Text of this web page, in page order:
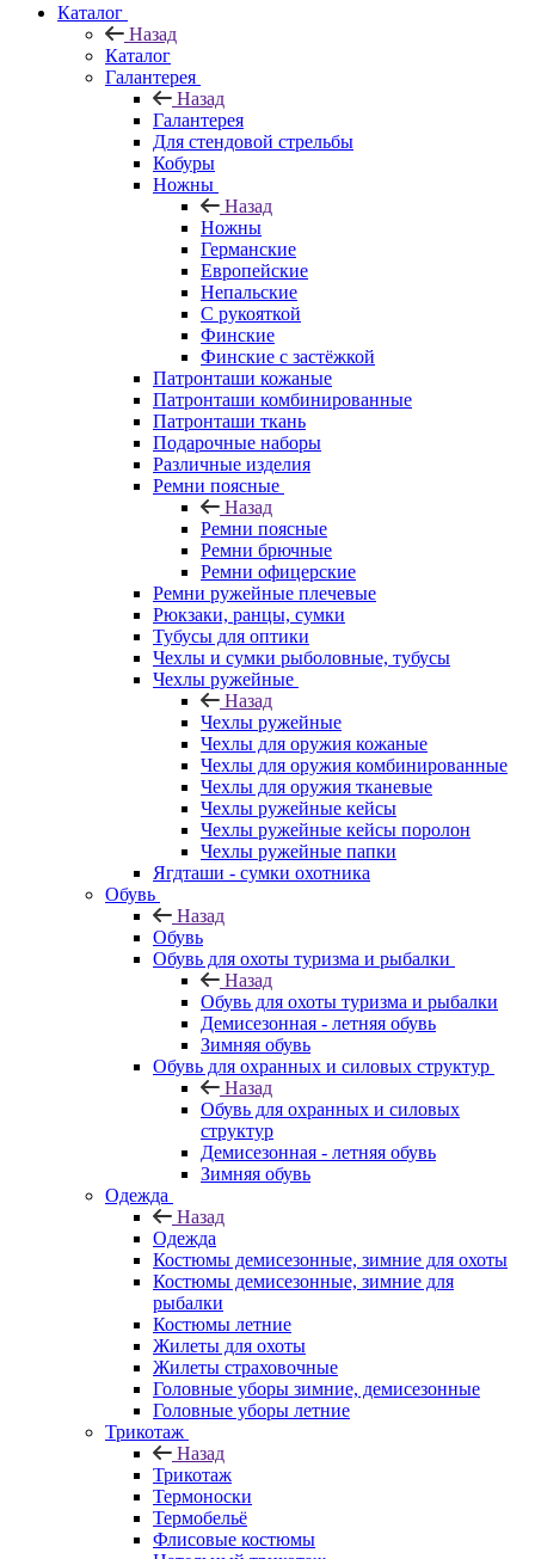
Каталог
Назад
Каталог
Галантерея
Назад
Галантерея
Для стендовой стрельбы
Кобуры
Ножны
Назад
Ножны
Германские
Европейские
Непальские
С рукояткой
Финские
Финские с застёжкой
Патронташи кожаные
Патронташи комбинированные
Патронташи ткань
Подарочные наборы
Различные изделия
Ремни поясные
Назад
Ремни поясные
Ремни брючные
Ремни офицерские
Ремни ружейные плечевые
Рюкзаки, ранцы, сумки
Тубусы для оптики
Чехлы и сумки рыболовные, тубусы
Чехлы ружейные
Назад
Чехлы ружейные
Чехлы для оружия кожаные
Чехлы для оружия комбинированные
Чехлы для оружия тканевые
Чехлы ружейные кейсы
Чехлы ружейные кейсы поролон
Чехлы ружейные папки
Ягдташи - сумки охотника
Обувь
Назад
Обувь
Обувь для охоты туризма и рыбалки
Назад
Обувь для охоты туризма и рыбалки
Демисезонная - летняя обувь
Зимняя обувь
Обувь для охранных и силовых структур
Назад
Обувь для охранных и силовых
структур
Демисезонная - летняя обувь
Зимняя обувь
Одежда
Назад
Одежда
Костюмы демисезонные, зимние для охоты
Костюмы демисезонные, зимние для
рыбалки
Костюмы летние
Жилеты для охоты
Жилеты страховочные
Головные уборы зимние, демисезонные
Головные уборы летние
Трикотаж
Назад
Трикотаж
Термоноски
Термобельё
Флисовые костюмы